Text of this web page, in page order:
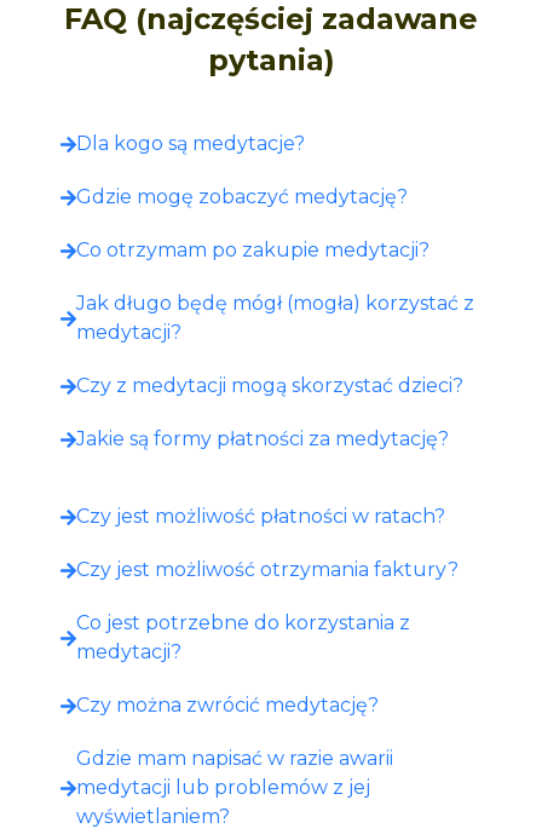
FAQ (najczęściej zadawane
pytania)
Dla kogo są medytacje?
Gdzie mogę zobaczyć medytację?​
Co otrzymam po zakupie medytacji?​
Jak długo będę mógł (mogła) korzystać z
medytacji?
Czy z medytacji mogą skorzystać dzieci?
Jakie są formy płatności za medytację?
Czy jest możliwość płatności w ratach?
Czy jest możliwość otrzymania faktury?
Co jest potrzebne do korzystania z
medytacji?
Czy można zwrócić medytację?
Gdzie mam napisać w razie awarii
medytacji lub problemów z jej
wyświetlaniem?